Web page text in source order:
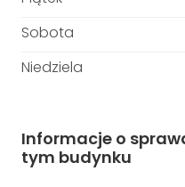
Sobota
Niedziela
Informacje o
tym budynku